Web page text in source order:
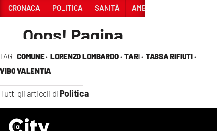
TAG COMUNE · LORENZO LOMBARDO · TARI · TASSA RIFIUTI ·
VIBO VALENTIA
Tutti gli articoli di Politica